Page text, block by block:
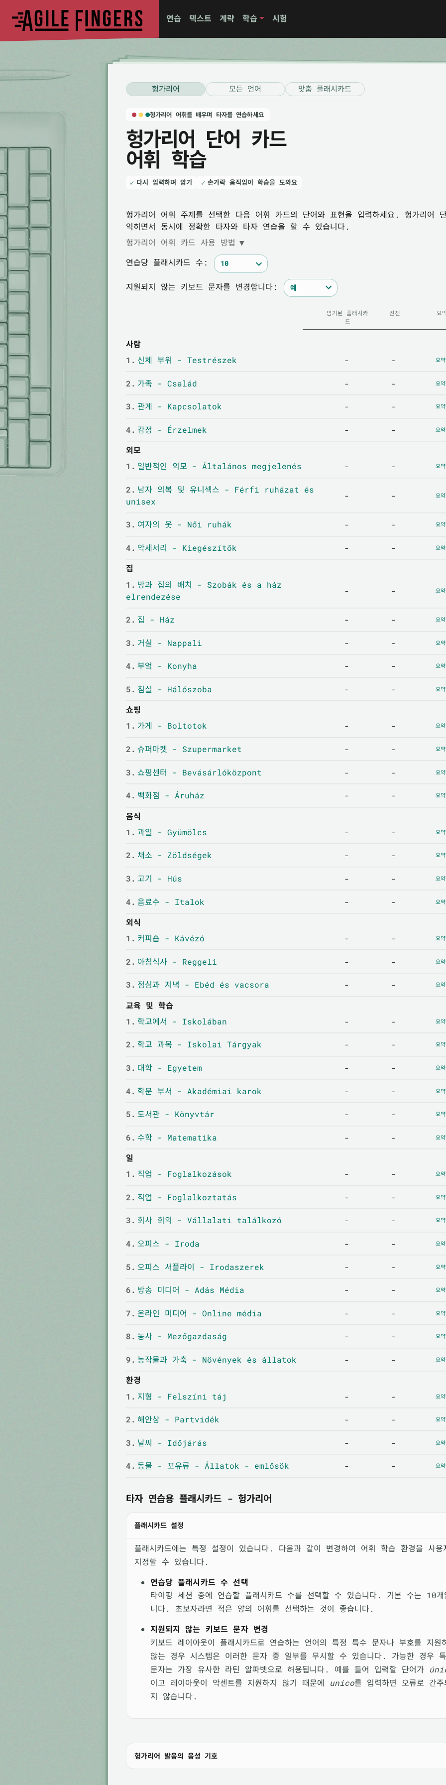
연습 텍스트 계략 학습 시험
헝가리어 모든 언어 맞춤 플래시카드
헝가리어 어휘를 배우며 타자를 연습하세요
헝가리어 단어 카드
어휘 학습
다시 입력하며 암기 손가락 움직임이 학습을 도와요
헝가리어 어휘 주제를 선택한 다음 어휘 카드의 단어와 표현을 입력하세요. 헝가리어
익히면서 동시에 정확한 타자와 타자 연습을 할 수 있습니다.
헝가리어 어휘 카드 사용 방법 ▼
연습당 플래시카드 수:
지원되지 않는 키보드 문자를 변경합니다:
암기된 플래시카
드
진전 요
사람
1. 신체 부위 - Testrészek - - 요약
2. 가족 - Család - - 요약
3. 관계 - Kapcsolatok - - 요약
4. 감정 - Érzelmek - - 요약
외모
1. 일반적인 외모 - Általános megjelenés - - 요약
2. 남자 의복 및 유니섹스 - Férfi ruházat és
unisex
- - 요약
3. 여자의 옷 - Női ruhák - - 요약
4. 악세서리 - Kiegészítők - - 요약
집
1. 방과 집의 배치 - Szobák és a ház
elrendezése
- - 요약
2. 집 - Ház - - 요약
3. 거실 - Nappali - - 요약
4. 부엌 - Konyha - - 요약
5. 침실 - Hálószoba - - 요약
쇼핑
1. 가게 - Boltotok - - 요약
2. 슈퍼마켓 - Szupermarket - - 요약
3. 쇼핑센터 - Bevásárlóközpont - - 요약
4. 백화점 - Áruház - - 요약
음식
1. 과일 - Gyümölcs - - 요약
2. 채소 - Zöldségek - - 요약
3. 고기 - Hús - - 요약
4. 음료수 - Italok - - 요약
외식
1. 커피숍 - Kávézó - - 요약
2. 아침식사 - Reggeli - - 요약
3. 점심과 저녁 - Ebéd és vacsora - - 요약
교육 및 학습
1. 학교에서 - Iskolában - - 요약
2. 학교 과목 - Iskolai Tárgyak - - 요약
3. 대학 - Egyetem - - 요약
4. 학문 부서 - Akadémiai karok - - 요약
5. 도서관 - Könyvtár - - 요약
6. 수학 - Matematika - - 요약
일
1. 직업 - Foglalkozások - - 요약
2. 직업 - Foglalkoztatás - - 요약
3. 회사 회의 - Vállalati találkozó - - 요약
4. 오피스 - Iroda - - 요약
5. 오피스 서플라이 - Irodaszerek - - 요약
6. 방송 미디어 - Adás Média - - 요약
7. 온라인 미디어 - Online média - - 요약
8. 농사 - Mezőgazdaság - - 요약
9. 농작물과 가축 - Növények és állatok - - 요약
환경
1. 지형 - Felszíni táj - - 요약
2. 해안상 - Partvidék - - 요약
3. 날씨 - Időjárás - - 요약
4. 동물 - 포유류 - Állatok - emlősök - - 요약
타자 연습용 플래시카드 - 헝가리어
플래시카드 설정
플래시카드에는 특정 설정이 있습니다. 다음과 같이 변경하여 어휘 학습 환경을 사용
지정할 수 있습니다.
연습당 플래시카드 수 선택
타이핑 세션 중에 연습할 플래시카드 수를 선택할 수 있습니다. 기본 수는 10개
니다. 초보자라면 적은 양의 어휘를 선택하는 것이 좋습니다.
지원되지 않는 키보드 문자 변경
키보드 레이아웃이 플래시카드로 연습하는 언어의 특정 특수 문자나 부호를 지원
않는 경우 시스템은 이러한 문자 중 일부를 무시할 수 있습니다. 가능한 경우
문자는 가장 유사한 라틴 알파벳으로 허용됩니다. 예를 들어 입력할 단어가
이고 레이아웃이 악센트를 지원하지 않기 때문에
unico를 입력하면 오류로 간주
지 않습니다.
헝가리어 발음의 음성 기호